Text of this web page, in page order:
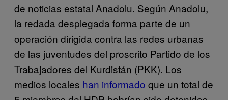
de noticias estatal Anadolu. Según Anadolu,
la redada desplegada forma parte de un
operación dirigida contra las redes urbanas
de las juventudes del proscrito Partido de los
Trabajadores del Kurdistán (PKK). Los
medios locales han informado que un total de